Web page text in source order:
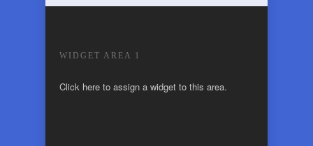
WIDGET AREA 1
Click here to assign a widget to this area.